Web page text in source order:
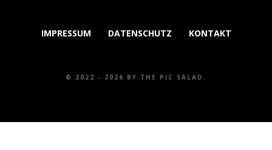
IMPRESSUM DATENSCHUTZ KONTAKT
© 2022 - 2026 BY THE PIC SALAD.